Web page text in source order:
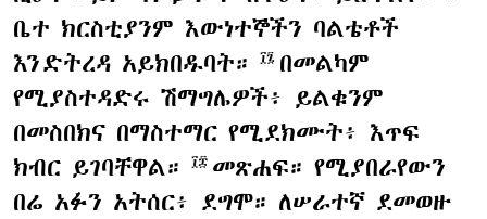
ቤተ ክርስቲያንም እውነተኞችን ባልቴቶች
እንድትረዳ አይክበዱባት።
፲፯ በመልካም
የሚያስተዳድሩ ሽማግሌዎች፥ ይልቁንም
በመስበክና በማስተማር የሚደክሙት፥ እጥፍ
ክብር ይገባቸዋል።
፲፰ መጽሐፍ። የሚያበራየውን
በሬ አፉን አትሰር፥ ደግሞ። ለሠራተኛ ደመወዙ